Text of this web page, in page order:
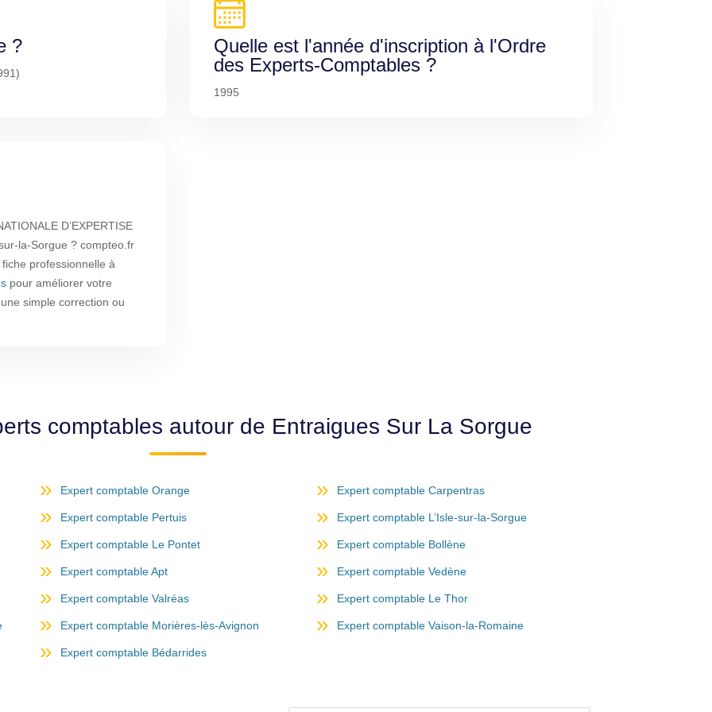
?
Quelle est l'année d'inscription à l'Ordre
des Experts-Comptables ?
1995
D’EXPERTISE
la-Sorgue ? compteo.fr
professionnelle à
pour améliorer votre
simple correction ou
comptables autour de Entraigues Sur La Sorgue
Expert comptable Orange Expert comptable Carpentras
Expert comptable Pertuis Expert comptable L’Isle-sur-la-Sorgue
Expert comptable Le Pontet Expert comptable Bollène
Expert comptable Apt Expert comptable Vedène
Expert comptable Valréas Expert comptable Le Thor
Expert comptable Morières-lès-Avignon Expert comptable Vaison-la-Romaine
Expert comptable Bédarrides